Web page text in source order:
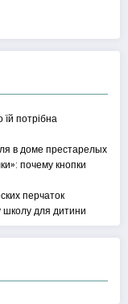
їй потрібна
в доме престарелых
почему кнопки
перчаток
школу для дитини